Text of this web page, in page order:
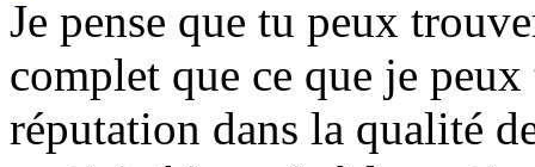
Je pense que tu peux
complet que ce que je
réputation dans la qualité